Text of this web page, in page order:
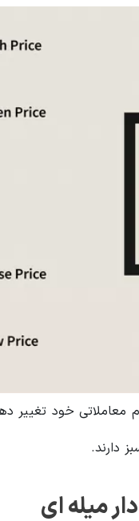
معاملاتی خود
دارند.
میله ای